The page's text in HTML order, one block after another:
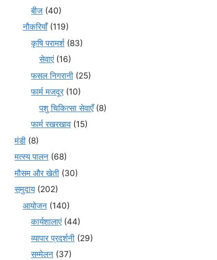
बीज (40)
नौकरियाँ(119)
कृषि परामर्श(83)
सेवाएं(16)
फसल निगरानी (25)
फार्म मजदूर(10)
पशु चिकित्सा सेवाएँ(8)
फार्म रखरखाव(15)
मंडी (8)
मत्स्य पालन (68)
मौसम और खेती (30)
समुदाय(202)
आयोजन (140)
कार्यशालाएं(44)
व्यापार प्रदर्शनी (29)
सम्मेलन (37)